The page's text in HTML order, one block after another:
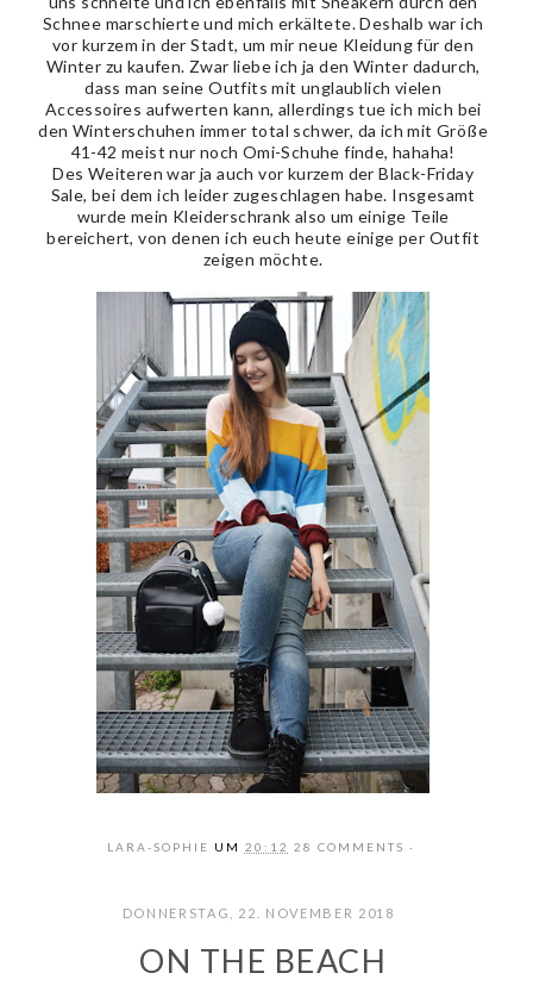
Schnee marschierte und mich erkältete. Deshalb war ich
vor kurzem in der Stadt, um mir neue Kleidung für den
Winter zu kaufen. Zwar liebe ich ja den Winter dadurch,
dass man seine Outfits mit unglaublich vielen
Accessoires aufwerten kann, allerdings tue ich mich bei
den Winterschuhen immer total schwer, da ich mit Größe
41-42 meist nur noch Omi-Schuhe finde, hahaha!
Des Weiteren war ja auch vor kurzem der Black-Friday
Sale, bei dem ich leider zugeschlagen habe. Insgesamt
wurde mein Kleiderschrank also um einige Teile
bereichert, von denen ich euch heute einige per Outfit
zeigen möchte.
LARA-SOPHIE UM 20:12 28 COMMENTS
DONNERSTAG, 22. NOVEMBER 2018
ON THE BEACH